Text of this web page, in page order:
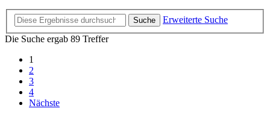
Suche
Erweiterte Suche
Die Suche ergab 89 Treffer
1
2
3
4
Nächste